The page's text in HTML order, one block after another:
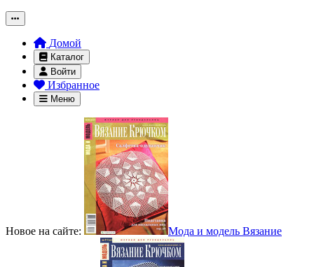
Домой
Каталог
Войти
Избранное
Меню
Новое на сайте: Мода и модель Вязание